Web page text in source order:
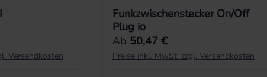
Versandkosten
Funkzwischenstecker On/Off
Plug io
Regulärer Preis:
Ab 50,47 €
Preise inkl. MwSt. zzgl. Versandkosten